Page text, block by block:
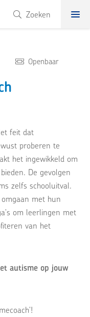
Zoeken
Openbaar
feit dat
proberen te
het ingewikkeld om
De gevolgen
zelfs schooluitval.
met hun
om leerlingen met
van het
autisme op jouw